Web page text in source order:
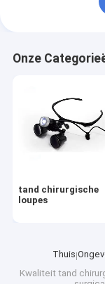
Onze
tand chirurgische
loupes
Thuis
Kwaliteit tand